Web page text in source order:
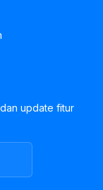
update fitur